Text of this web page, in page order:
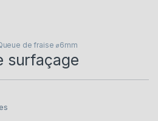
de fraise ⌀6mm
surfaçage